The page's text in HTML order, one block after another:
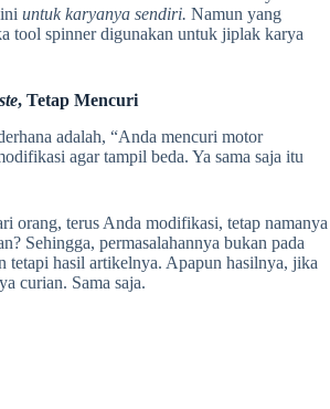
untuk karyanya sendiri. Namun yang
tool spinner digunakan untuk jiplak karya
, Tetap Mencuri
adalah, “Anda mencuri motor
agar tampil beda. Ya sama saja itu
orang, terus Anda modifikasi, tetap namanya
Sehingga, permasalahannya bukan pada
tetapi hasil artikelnya. Apapun hasilnya, jika
curian. Sama saja.